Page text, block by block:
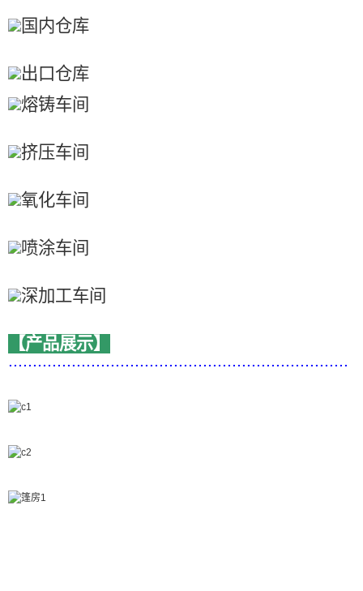
【产品展示】
......................................................................